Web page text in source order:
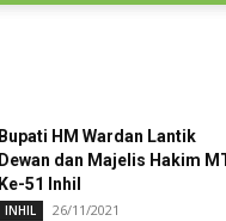
Bupati HM Wardan Lantik
Dewan dan Majelis Hakim
Ke-51 Inhil
INHIL 26/11/2021